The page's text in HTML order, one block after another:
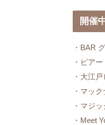
開催
・BAR
・ビア
・大江
・マッ
・マジ
・Meet